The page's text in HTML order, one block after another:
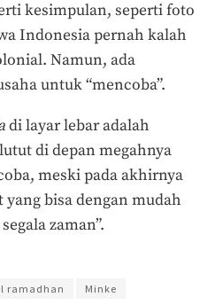
kesimpulan, seperti foto
Indonesia pernah kalah
Namun, ada
untuk “mencoba”.
di layar lebar adalah
di depan megahnya
meski pada akhirnya
bisa dengan mudah
zaman”.
ramadhan
Minke